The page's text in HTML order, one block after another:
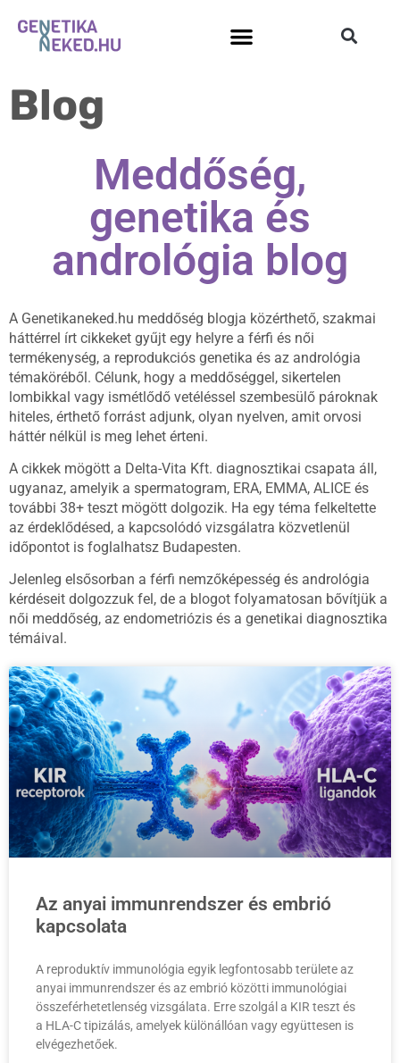
Blog
Meddőség,
genetika és
andrológia blog
A Genetikaneked.hu meddőség blogja közérthető, szakmai
háttérrel írt cikkeket gyűjt egy helyre a férfi és női
termékenység, a reprodukciós genetika és az andrológia
témaköréből. Célunk, hogy a meddőséggel, sikertelen
lombikkal vagy ismétlődő vetéléssel szembesülő pároknak
hiteles, érthető forrást adjunk, olyan nyelven, amit orvosi
háttér nélkül is meg lehet érteni.
A cikkek mögött a Delta-Vita Kft. diagnosztikai csapata áll,
ugyanaz, amelyik a spermatogram, ERA, EMMA, ALICE és
további 38+ teszt mögött dolgozik. Ha egy téma felkeltette
az érdeklődésed, a kapcsolódó vizsgálatra közvetlenül
időpontot is foglalhatsz Budapesten.
Jelenleg elsősorban a férfi nemzőképesség és andrológia
kérdéseit dolgozzuk fel, de a blogot folyamatosan bővítjük a
női meddőség, az endometriózis és a genetikai diagnosztika
témáival.
Az anyai immunrendszer és embrió
kapcsolata
A reproduktív immunológia egyik legfontosabb területe az
anyai immunrendszer és az embrió közötti immunológiai
összeférhetetlenség vizsgálata. Erre szolgál a KIR teszt és
a HLA-C tipizálás, amelyek különállóan vagy együttesen is
elvégezhetőek.